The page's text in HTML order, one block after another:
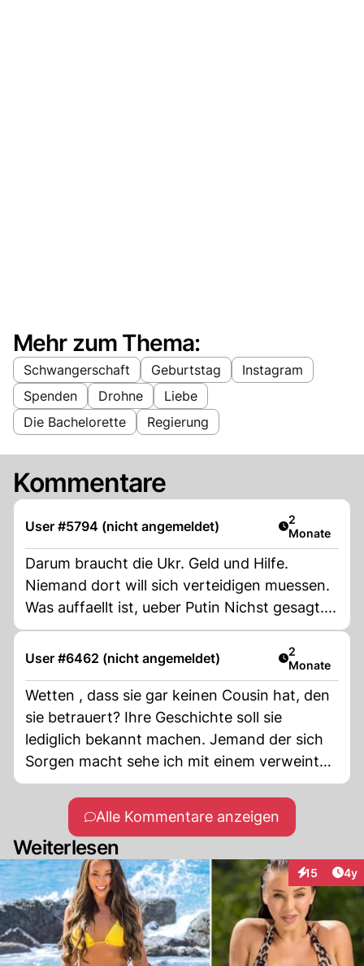
Mehr zum Thema:
Schwangerschaft Geburtstag
Instagram
Spenden
Drohne
Liebe
Die Bachelorette
Regierung
Kommentare
User #5794 (nicht angemeldet) Artikel
2
Monate
Darum braucht die Ukr. Geld und Hilfe.
Niemand dort will sich verteidigen muessen.
Was auffaellt ist, ueber Putin Nichst gesagt....
User #6462 (nicht angemeldet) Artikel
2
Monate
Wetten , dass sie gar keinen Cousin hat, den
sie betrauert? Ihre Geschichte soll sie
lediglich bekannt machen. Jemand der sich
Sorgen macht sehe ich mit einem verweinten
Gsicht - nicht aber gestylt wie eine Möchte-
Gern-Influencerin oder Jemand der bei Heidi
Klum auftrtitt. Sie will mit einer erfundenen
Geschichte in die Öffentlichkeit gelangen.
Alle Kommentare anzeigen
Weiterlesen
15 4y